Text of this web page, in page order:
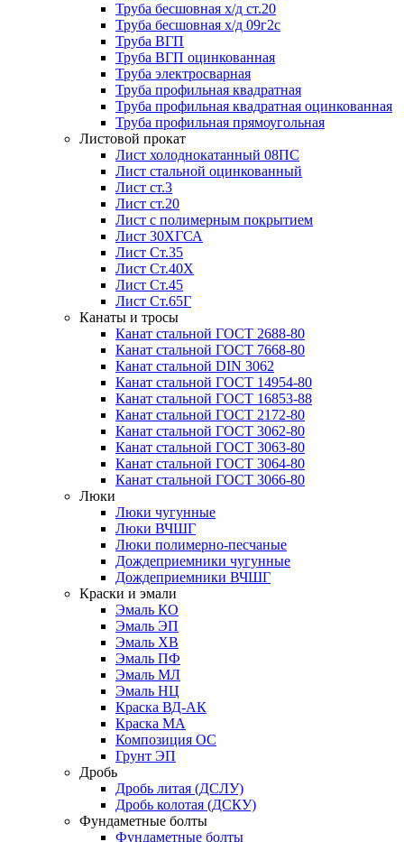
Труба бесшовная х/д ст.20
Труба бесшовная х/д 09г2с
Труба ВГП
Труба ВГП оцинкованная
Труба электросварная
Труба профильная квадратная
Труба профильная квадратная оцинкованная
Труба профильная прямоугольная
Листовой прокат
Лист холоднокатанный 08ПС
Лист стальной оцинкованный
Лист ст.3
Лист ст.20
Лист с полимерным покрытием
Лист 30ХГСА
Лист Ст.35
Лист Ст.40Х
Лист Ст.45
Лист Ст.65Г
Канаты и тросы
Канат стальной ГОСТ 2688-80
Канат стальной ГОСТ 7668-80
Канат стальной DIN 3062
Канат стальной ГОСТ 14954-80
Канат стальной ГОСТ 16853-88
Канат стальной ГОСТ 2172-80
Канат стальной ГОСТ 3062-80
Канат стальной ГОСТ 3063-80
Канат стальной ГОСТ 3064-80
Канат стальной ГОСТ 3066-80
Люки
Люки чугунные
Люки ВЧШГ
Люки полимерно-песчаные
Дождеприемники чугунные
Дождеприемники ВЧШГ
Краски и эмали
Эмаль КО
Эмаль ЭП
Эмаль ХВ
Эмаль ПФ
Эмаль МЛ
Эмаль НЦ
Краска ВД-АК
Краска МА
Композиция ОС
Грунт ЭП
Дробь
Дробь литая (ДСЛУ)
Дробь колотая (ДСКУ)
Фундаметные болты
Фундаметные болты